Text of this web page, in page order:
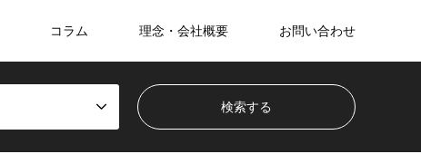
コラム 理念・会社概要 お問い合わせ